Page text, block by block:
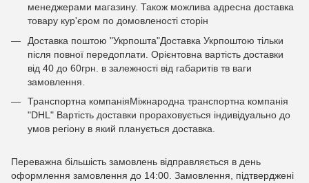
менеджерами магазину. Також можлива адресна доставка
товару кур'єром по домовленості сторін
Доставка поштою "Укрпошта"Доставка Укрпоштою тільки
після повної передоплати. Орієнтовна вартість доставки
від 40 до 60грн. в залежності від габаритів тв ваги
замовлення.
Транспортна компаніяМіжнародна транспортна компанія
"DHL" Вартість доставки прораховується індивідуально до
умов регіону в який планується доставка.
Переважна більшість замовлень відправляється в день
оформлення замовлення до 14:00. Замовлення, підтверджені